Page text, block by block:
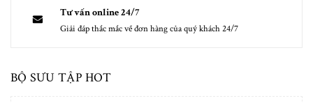
Tư vấn online 24/7
Giải đáp thắc mắc về đơn hàng của quý khách 24/7
BỘ SƯU TẬP HOT